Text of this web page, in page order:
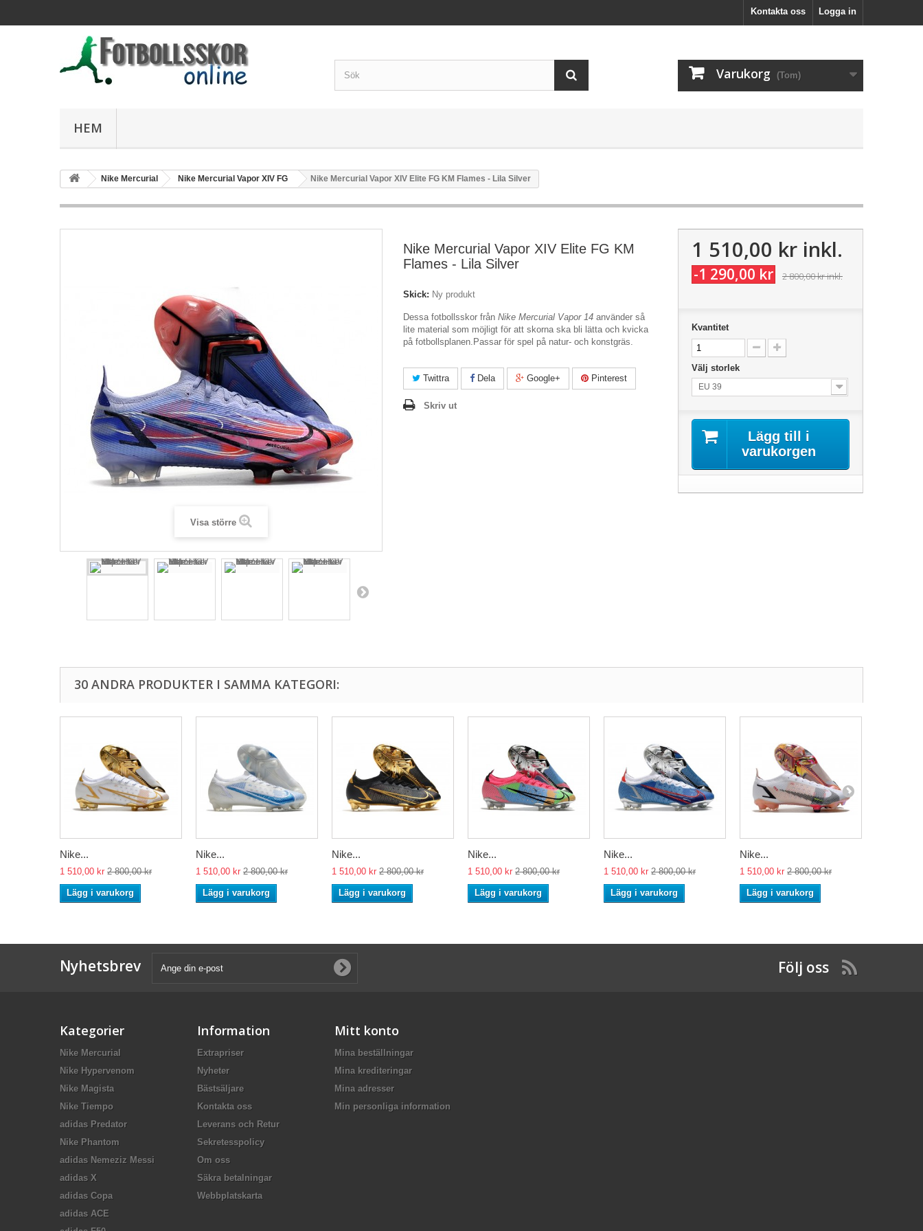
Logga in
Kontakta oss
Varukorg (Tom)
HEM
Nike Mercurial Nike Mercurial Vapor XIV FG Nike Mercurial Vapor XIV Elite FG KM Flames - Lila Silver
Visa större
Nike Mercurial Vapor XIV Elite FG KM
Flames - Lila Silver
Skick: Ny produkt
Dessa fotbollsskor från Nike Mercurial Vapor 14 använder så
lite material som möjligt för att skorna ska bli lätta och kvicka
på fotbollsplanen.Passar för spel på natur- och konstgräs.
Twittra Dela Google+ Pinterest
Skriv ut
1 510,00 krinkl.
-1 290,00 kr 2 800,00 krinkl.
Kvantitet
Välj storlek
EU 39
Lägg till i
varukorgen
30 ANDRA PRODUKTER I SAMMA KATEGORI:
Nike...
1 510,00 kr 2 800,00 kr
Lägg i varukorg
Nike...
1 510,00 kr 2 800,00 kr
Lägg i varukorg
Nike...
1 510,00 kr 2 800,00 kr
Lägg i varukorg
Nike...
1 510,00 kr 2 800,00 kr
Lägg i varukorg
Nike...
1 510,00 kr 2 800,00 kr
Lägg i varukorg
Nike...
1 510,00 kr 2 800,00 kr
Lägg i varukorg
Nyhetsbrev Följ oss
Kategorier
Nike Mercurial
Nike Hypervenom
Nike Magista
Nike Tiempo
adidas Predator
Nike Phantom
adidas Nemeziz Messi
adidas X
adidas Copa
adidas ACE
Information
Extrapriser
Nyheter
Bästsäljare
Kontakta oss
Leverans och Retur
Sekretesspolicy
Om oss
Säkra betalningar
Webbplatskarta
Mitt konto
Mina beställningar
Mina krediteringar
Mina adresser
Min personliga information